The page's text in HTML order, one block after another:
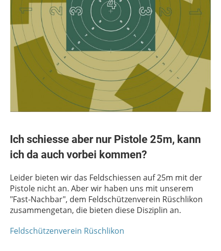
Ich schiesse aber nur Pistole 25m, kann
ich da auch vorbei kommen?
Leider bieten wir das Feldschiessen auf 25m mit der
Pistole nicht an. Aber wir haben uns mit unserem
"Fast-Nachbar", dem Feldschützenverein Rüschlikon
zusammengetan, die bieten diese Disziplin an.
Feldschützenverein Rüschlikon